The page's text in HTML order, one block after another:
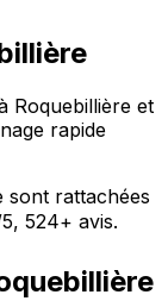
Roquebillière et
rapide
sont rattachées
524+ avis.